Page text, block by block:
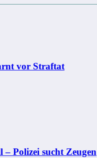
vor Straftat
– Polizei sucht Zeugen